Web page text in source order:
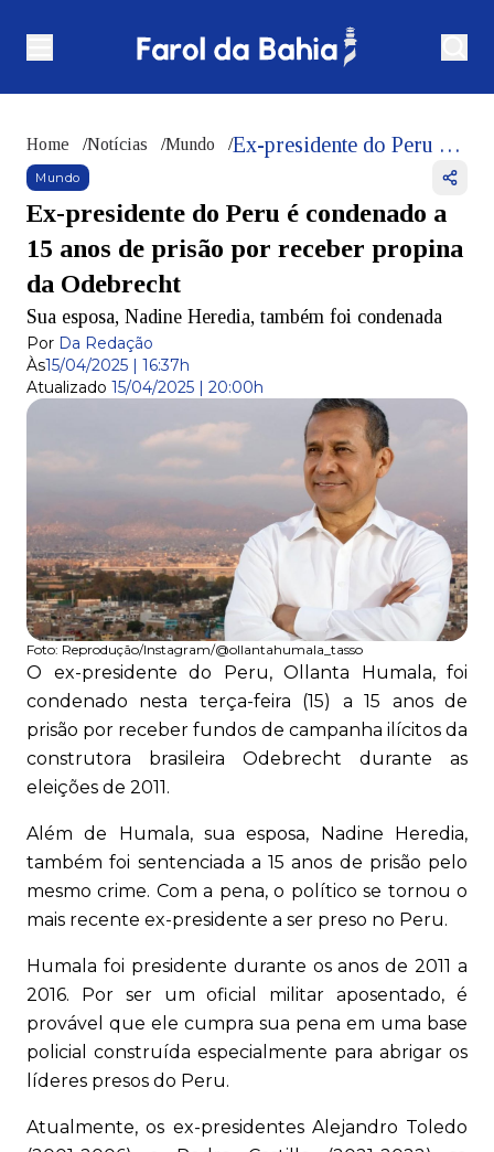
Home /Notícias /Mundo / Ex-presidente do Peru é condenado a 15 anos de prisão por receber propina da Odebrecht
Mundo
Ex-presidente do Peru é condenado a
15 anos de prisão por receber propina
da Odebrecht
Sua esposa, Nadine Heredia, também foi condenada
Por Da Redação
Às15/04/2025 | 16:37h
Atualizado 15/04/2025 | 20:00h
Foto: Reprodução/Instagram/@ollantahumala_tasso
O ex-presidente do Peru, Ollanta Humala, foi
condenado nesta terça-feira (15) a 15 anos de
prisão por receber fundos de campanha ilícitos da
construtora brasileira Odebrecht durante as
eleições de 2011.
Além de Humala, sua esposa, Nadine Heredia,
também foi sentenciada a 15 anos de prisão pelo
mesmo crime. Com a pena, o político se tornou o
mais recente ex-presidente a ser preso no Peru.
Humala foi presidente durante os anos de 2011 a
2016. Por ser um oficial militar aposentado, é
provável que ele cumpra sua pena em uma base
policial construída especialmente para abrigar os
líderes presos do Peru.
Atualmente, os ex-presidentes Alejandro Toledo